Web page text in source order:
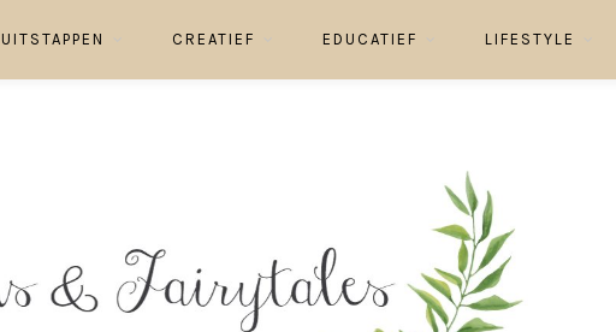
UITSTAPPEN CREATIEF EDUCATIEF LIFESTYLE